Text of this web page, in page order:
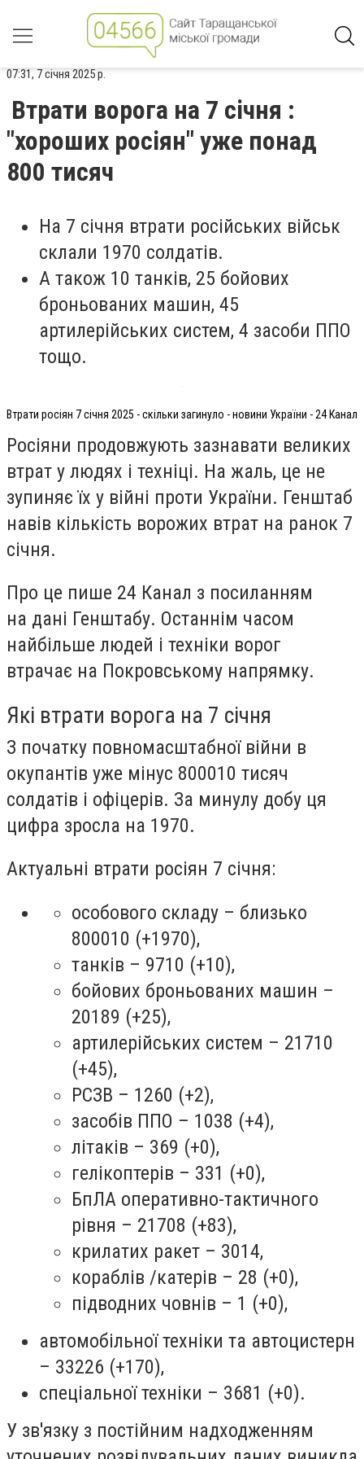
07:31, 7 січня 2025 р.
Втрати ворога на 7 січня :
"хороших росіян" уже понад
800 тисяч
На 7 січня втрати російських військ
склали 1970 солдатів.
А також 10 танків, 25 бойових
броньованих машин, 45
артилерійських систем, 4 засоби ППО
тощо.
Втрати росіян 7 січня 2025 - скільки загинуло - новини України - 24 Канал
Росіяни продовжують зазнавати великих
втрат у людях і техніці. На жаль, це не
зупиняє їх у війні проти України. Генштаб
навів кількість ворожих втрат на ранок 7
січня.
Про це пише 24 Канал з посиланням
на дані Генштабу. Останнім часом
найбільше людей і техніки ворог
втрачає на Покровському напрямку.
Які втрати ворога на 7 січня
З початку повномасштабної війни в
окупантів уже мінус 800010 тисяч
солдатів і офіцерів. За минулу добу ця
цифра зросла на 1970.
Актуальні втрати росіян 7 січня:
особового складу – близько
800010 (+1970),
танків – 9710 (+10),
бойових броньованих машин –
20189 (+25),
артилерійських систем – 21710
(+45),
РСЗВ – 1260 (+2),
засобів ППО – 1038 (+4),
літаків – 369 (+0),
гелікоптерів – 331 (+0),
БпЛА оперативно-тактичного
рівня – 21708 (+83),
крилатих ракет – 3014,
кораблів /катерів – 28 (+0),
підводних човнів – 1 (+0),
автомобільної техніки та автоцистерн
– 33226 (+170),
спеціальної техніки – 3681 (+0).
У зв'язку з постійним надходженням